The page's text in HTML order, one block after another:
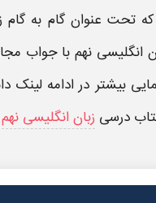
که تحت عنوانگام به
انگلیسی ​نهم باجواب
بیشتر در ادامه لینک
درسی زبان انگلیسی نهم